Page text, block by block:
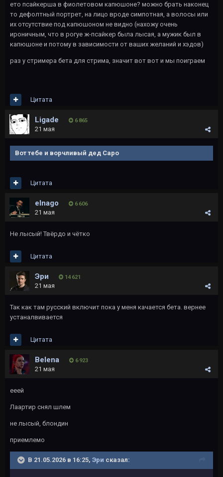
ето псайкерша в фиолетовом капюшоне? можно брать наконец
то дефолтный портрет, на лицо вроде симпотная, а волосы или
их отсутствие под капюшоном не видно (нахожу очень
ироничным, что в рогуе ж-псайкер была лысая, а мужик был в
капюшоне и потому в зависимости от ваших желаний и хэдов)
раз у стримера бета для стрима, значит вот вот и мы поиграем
Цитата
Ligade 6 865
21 мая
Вот тебе и ворчливый дед Саро
Цитата
elnago 6 606
21 мая
Не лысый! Твёрдо и чётко
Цитата
Эри 14 621
21 мая
Так как там русский включит пока у меня качается бета. вернее
устаналвивается
Цитата
Belena 6 923
21 мая
ееей
Лаартир снял шлем
не лысый, блондин
приемлемо
В 21.05.2026 в 16:25, Эри сказал: